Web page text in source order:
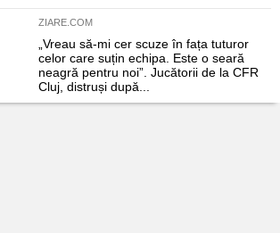
ZIARE.COM
„Vreau să-mi cer scuze în fața tuturor
celor care suțin echipa. Este o seară
neagră pentru noi”. Jucătorii de la CFR
Cluj, distruși după...